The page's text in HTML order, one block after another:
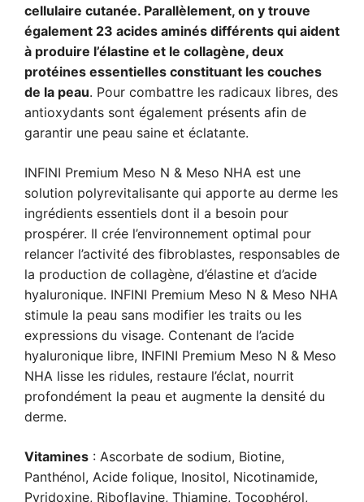
cellulaire cutanée. Parallèlement, on y trouve
également 23 acides aminés différents qui aident
à produire l’élastine et le collagène, deux
protéines essentielles constituant les couches
de la peau. Pour combattre les radicaux libres, des
antioxydants sont également présents afin de
garantir une peau saine et éclatante.
INFINI Premium Meso N & Meso NHA est une
solution polyrevitalisante qui apporte au derme les
ingrédients essentiels dont il a besoin pour
prospérer. Il crée l’environnement optimal pour
relancer l’activité des fibroblastes, responsables de
la production de collagène, d’élastine et d’acide
hyaluronique. INFINI Premium Meso N & Meso NHA
stimule la peau sans modifier les traits ou les
expressions du visage. Contenant de l’acide
hyaluronique libre, INFINI Premium Meso N & Meso
NHA lisse les ridules, restaure l’éclat, nourrit
profondément la peau et augmente la densité du
derme.
Vitamines : Ascorbate de sodium, Biotine,
Panthénol, Acide folique, Inositol, Nicotinamide,
Pyridoxine, Riboflavine, Thiamine, Tocophérol,